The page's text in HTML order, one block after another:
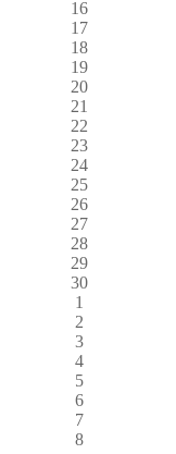
16
17
18
19
20
21
22
23
24
25
26
27
28
29
30
1
2
3
4
5
6
7
8